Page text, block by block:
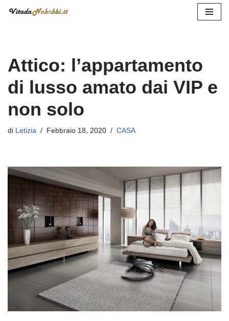
Attico: l’appartamento
di lusso amato dai VIP e
non solo
di Letizia Febbraio 18, 2020 CASA